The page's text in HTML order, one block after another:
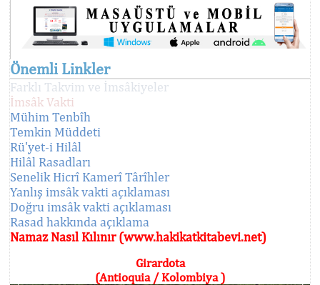
Önemli Linkler
Farklı Takvim ve İmsâkiyeler
İmsâk Vakti
Mühim Tenbîh
Temkin Müddeti
Rü'yet-i Hilâl
Hilâl Rasadları
Senelik Hicrî Kamerî Târîhler
Yanlış imsâk vakti açıklaması
Doğru imsâk vakti açıklaması
Rasad hakkında açıklama
Namaz Nasıl Kılınır (www.hakikatkitabevi.net)
Girardota
(Antioquia / Kolombiya )